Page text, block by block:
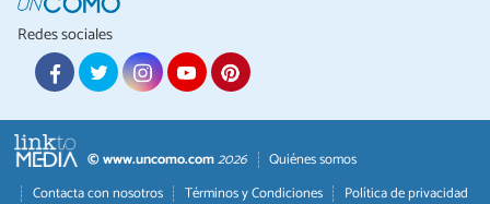
Redes sociales
© www.uncomo.com2026
Quiénes somos
Contacta con nosotros
Términos y Condiciones Política de privacidad